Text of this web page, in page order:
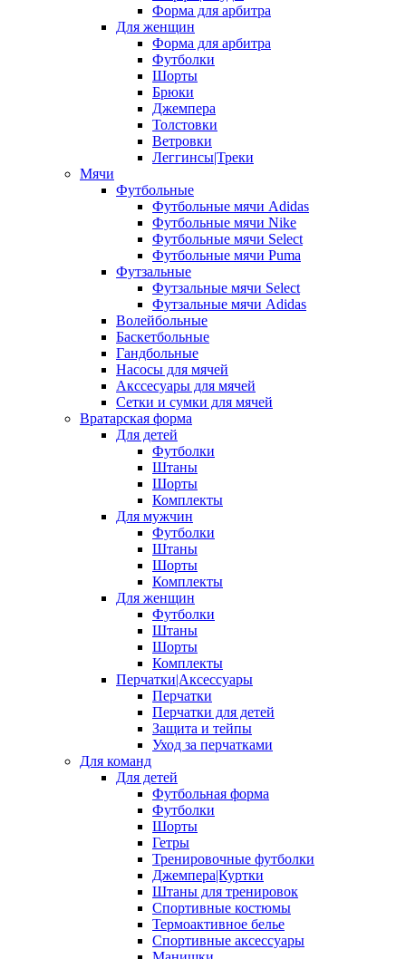
Форма для арбитра
Для женщин
Форма для арбитра
Футболки
Шорты
Брюки
Джемпера
Толстовки
Ветровки
Леггинсы|Треки
Мячи
Футбольные
Футбольные мячи Adidas
Футбольные мячи Nike
Футбольные мячи Select
Футбольные мячи Puma
Футзальные
Футзальные мячи Select
Футзальные мячи Adidas
Волейбольные
Баскетбольные
Гандбольные
Насосы для мячей
Акссесуары для мячей
Сетки и сумки для мячей
Вратарская форма
Для детей
Футболки
Штаны
Шорты
Комплекты
Для мужчин
Футболки
Штаны
Шорты
Комплекты
Для женщин
Футболки
Штаны
Шорты
Комплекты
Перчатки|Аксессуары
Перчатки
Перчатки для детей
Защита и тейпы
Уход за перчатками
Для команд
Для детей
Футбольная форма
Футболки
Шорты
Гетры
Тренировочные футболки
Джемпера|Куртки
Штаны для тренировок
Спортивные костюмы
Термоактивное белье
Спортивные аксессуары